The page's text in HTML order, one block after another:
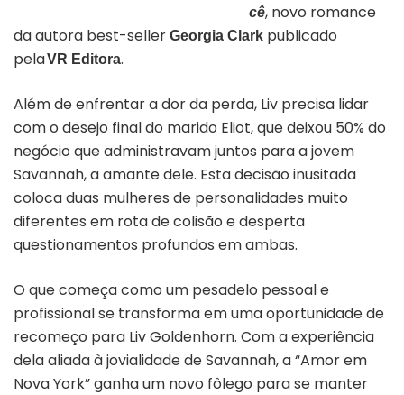
cê, novo romance
da autora best-seller Georgia Clark publicado
pelaVR Editora.
Além de enfrentar a dor da perda, Liv precisa lidar
com o desejo final do marido Eliot, que deixou 50% do
negócio que administravam juntos para a jovem
Savannah, a amante dele. Esta decisão inusitada
coloca duas mulheres de personalidades muito
diferentes em rota de colisão e desperta
questionamentos profundos em ambas.
O que começa como um pesadelo pessoal e
profissional se transforma em uma oportunidade de
recomeço para Liv Goldenhorn. Com a experiência
dela aliada à jovialidade de Savannah, a “Amor em
Nova York” ganha um novo fôlego para se manter